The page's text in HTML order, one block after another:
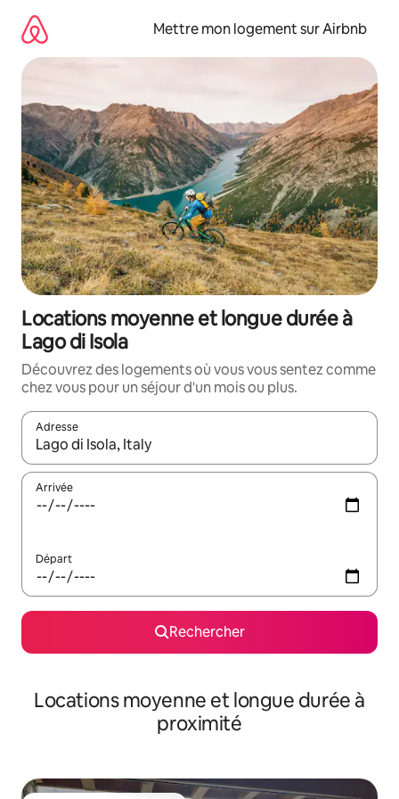
directement
contenu
Mettre mon logement sur Airbnb
Locations moyenne et longue durée à
Lago di Isola
Découvrez des logements où vous vous sentez comme
chez vous pour un séjour d'un mois ou plus.
Adresse
Lorsque les résultats s'affichent, utilisez les flèches vers le
Arrivée
Départ
Rechercher
Locations moyenne et longue durée à
proximité